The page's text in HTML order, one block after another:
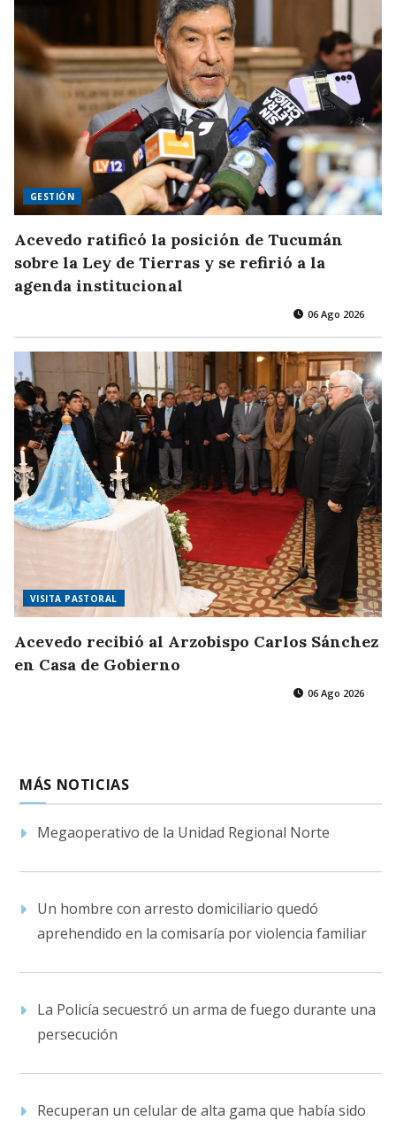
GESTIÓN
Acevedo ratificó la posición de Tucumán
sobre la Ley de Tierras y se refirió a la
agenda institucional
06 Ago 2026
VISITA PASTORAL
Acevedo recibió al Arzobispo Carlos Sánchez
en Casa de Gobierno
06 Ago 2026
MÁS NOTICIAS
Megaoperativo de la Unidad Regional Norte
Un hombre con arresto domiciliario quedó
aprehendido en la comisaría por violencia familiar
La Policía secuestró un arma de fuego durante una
persecución
Recuperan un celular de alta gama que había sido